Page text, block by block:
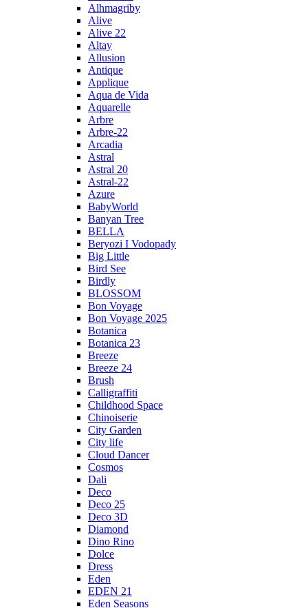
Alhmagriby
Alive
Alive 22
Altay
Allusion
Antique
Applique
Aqua de Vida
Aquarelle
Arbre
Arbre-22
Arcadia
Astral
Astral 20
Astral-22
Azure
BabyWorld
Banyan Tree
BELLA
Beryozi I Vodopady
Big Little
Bird See
Birdly
BLOSSOM
Bon Voyage
Bon Voyage 2025
Botanica
Botanica 23
Breeze
Breeze 24
Brush
Calligraffiti
Childhood Space
Chinoiserie
City Garden
City life
Cloud Dancer
Cosmos
Dali
Deco
Deco 25
Deco 3D
Diamond
Dino Rino
Dolce
Dress
Eden
EDEN 21
Eden Seasons